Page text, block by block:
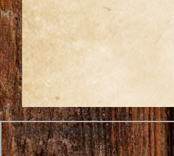
Fuss-Referenzen